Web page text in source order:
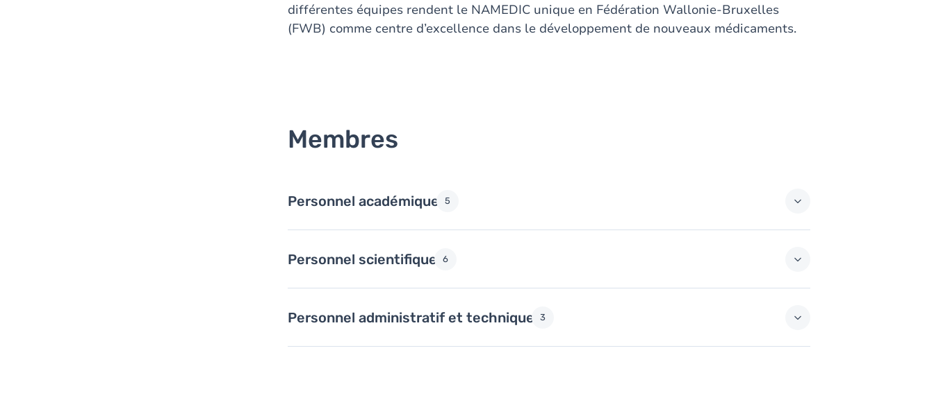
différentes équipes rendent le NAMEDIC unique en Fédération Wallonie-Bruxelles
(FWB) comme centre d’excellence dans le développement de nouveaux médicaments.
Membres
Personnel académique 5
Personnel scientifique 6
Personnel administratif et technique 3